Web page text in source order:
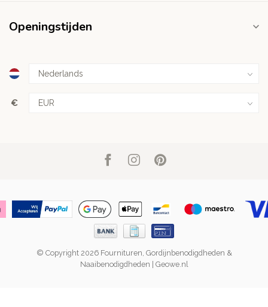
Openingstijden
€
© Copyright 2026 Fournituren, Gordijnbenodigdheden &
Naaibenodigdheden | Geowe.nl